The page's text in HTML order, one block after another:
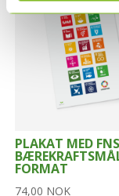
PLAKAT MED
FORMAT
74,00 NOK